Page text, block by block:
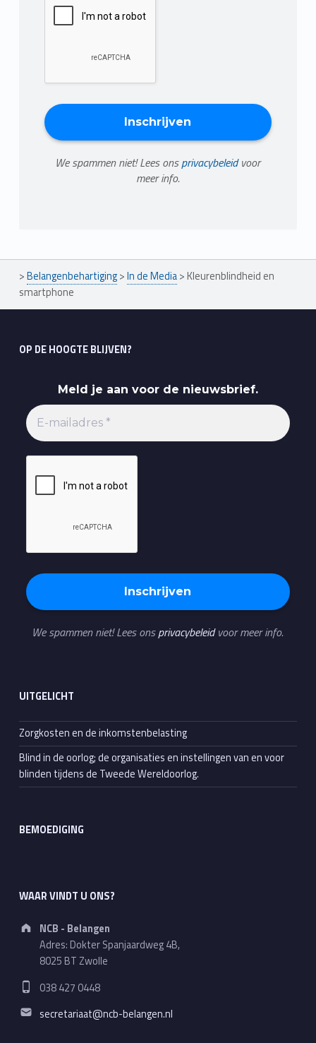
We spammen niet! Lees onsprivacybeleidvoor
meer info.
>Belangenbehartiging>In de Media> Kleurenblindheid en
smartphone
OP DE HOOGTE BLIJVEN?
Meld je aan voor de nieuwsbrief.
We spammen niet! Lees onsprivacybeleidvoor meer info.
UITGELICHT
Zorgkosten en de inkomstenbelasting
Blind in de oorlog; de organisaties en instellingen van en voor
blinden tijdens de Tweede Wereldoorlog.
BEMOEDIGING
WAAR VINDT U ONS?
Address:
NCB - Belangen
Adres: Dokter Spanjaardweg 4B,
8025 BT Zwolle
Phone number:
038 427 0448
Email address:
secretariaat@ncb-belangen.nl